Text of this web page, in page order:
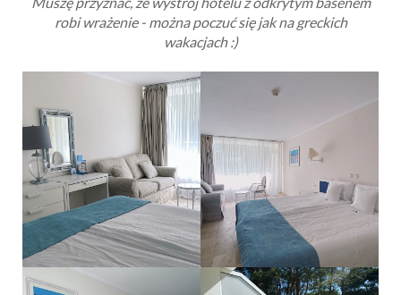
robi wrażenie - można poczuć się jak na greckich
wakacjach :)